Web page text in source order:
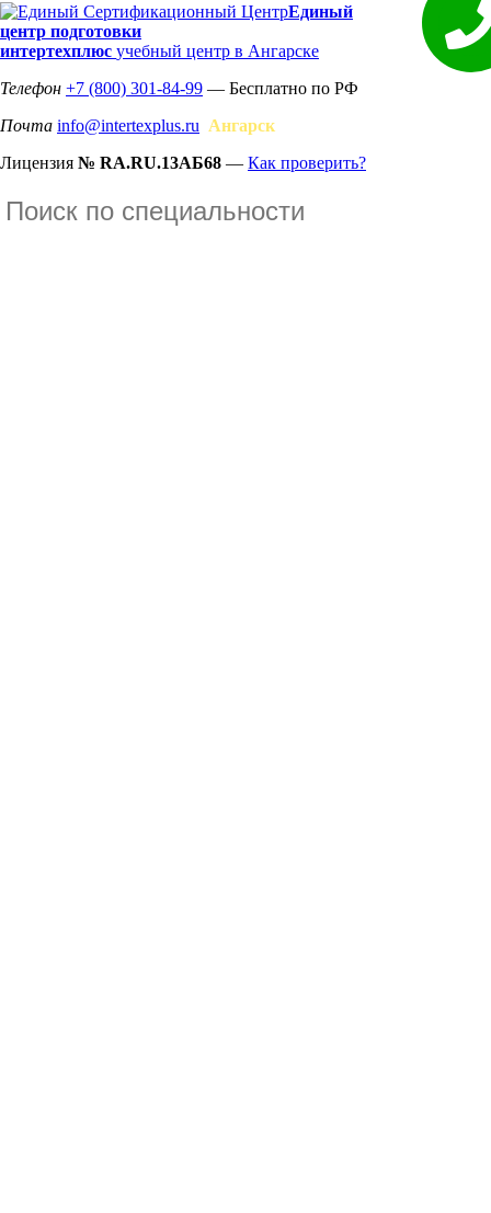
Единый
центр подготовки
интертехплюс учебный центр в Ангарске
Телефон +7 (800) 301-84-99 — Бесплатно по РФ
Почта info@intertexplus.ru Ангарск
Лицензия № RA.RU.13АБ68 — Как проверить?